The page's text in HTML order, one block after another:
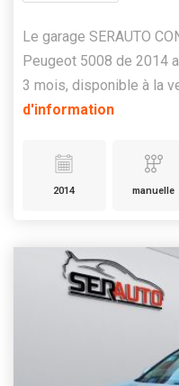
Le garage SERAUTO
Peugeot 5008 de 2014
3 mois, disponible à la
d'information
2014 manuelle